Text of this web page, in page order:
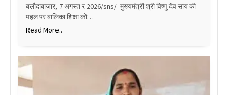
बलौदाबाज़ार, 7 अगस्त र 2026/sns/- मुख्यमंत्री श्री विष्णु देव साय की
पहल पर बालिका शिक्षा को…
Read More..